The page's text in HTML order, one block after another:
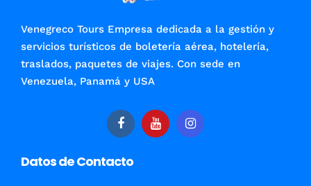
Venegreco Tours Empresa dedicada a la gestión y
servicios turísticos de boletería aérea, hotelería,
traslados, paquetes de viajes. Con sede en
Venezuela, Panamá y USA
Datos de Contacto